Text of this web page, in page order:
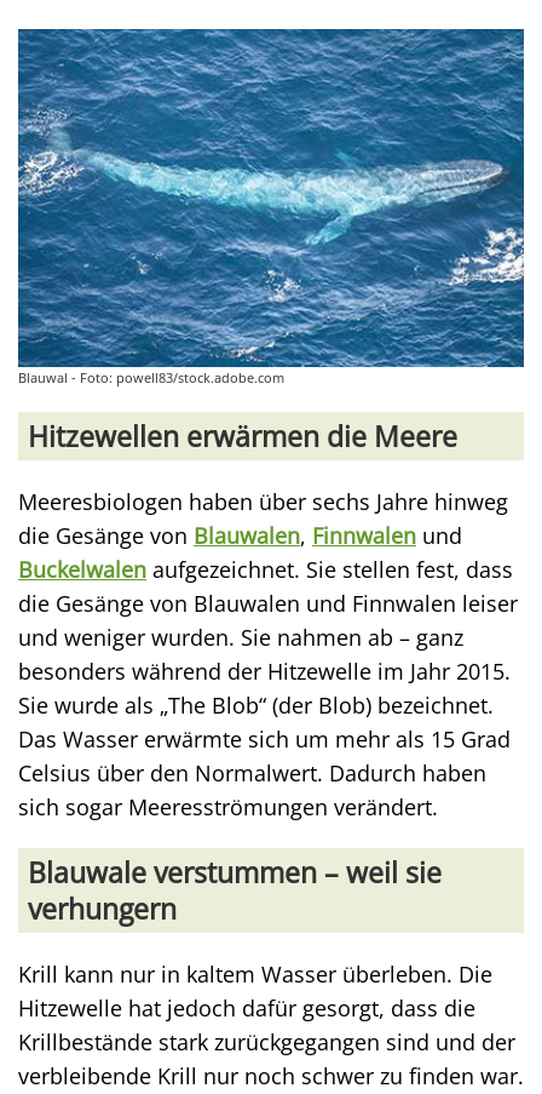
Blauwal - Foto: powell83/stock.adobe.com
Hitzewellen erwärmen die Meere
Meeresbiologen haben über sechs Jahre hinweg
die Gesänge von Blauwalen, Finnwalen und
Buckelwalen aufgezeichnet. Sie stellen fest, dass
die Gesänge von Blauwalen und Finnwalen leiser
und weniger wurden. Sie nahmen ab – ganz
besonders während der Hitzewelle im Jahr 2015.
Sie wurde als „The Blob“ (der Blob) bezeichnet.
Das Wasser erwärmte sich um mehr als 15 Grad
Celsius über den Normalwert. Dadurch haben
sich sogar Meeresströmungen verändert.
Blauwale verstummen – weil sie
verhungern
Krill kann nur in kaltem Wasser überleben. Die
Hitzewelle hat jedoch dafür gesorgt, dass die
Krillbestände stark zurückgegangen sind und der
verbleibende Krill nur noch schwer zu finden war.